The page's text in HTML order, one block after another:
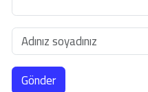
Gönder